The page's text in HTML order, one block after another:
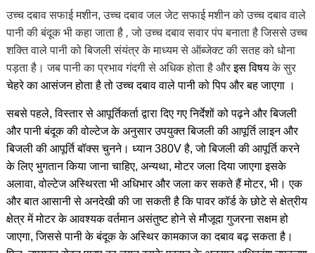
उच्च दबाव सफाई मशीन, उच्च दबाव जल जेट सफाई मशीन को उच्च दबाव वाले
पानी की बंदूक भी कहा जाता है , जो उच्च दबाव सवार पंप बनाता है जिससे उच्च
शक्ति वाले पानी को बिजली संयंत्र के माध्यम से ऑब्जेक्ट की सतह को धोना
पड़ता है। जब पानी का प्रभाव गंदगी से अधिक होता है औरइस विषयके सुर
चेहरे का आसंजन होता है तो उच्च दबाव वाले पानी को पिप और बह जाएगा ।
सबसे पहले, विस्तार से आपूर्तिकर्ता द्वारा दिए गए निर्देशों को पढ़ने और बिजली
और पानी बंदूक की वोल्टेज के अनुसार उपयुक्त बिजली की आपूर्ति लाइन और
बिजली की आपूर्ति बॉक्स चुनने। ध्यान 380V है, जो बिजली की आपूर्ति करने
के लिए भुगतान किया जाना चाहिए, अन्यथा, मोटर जला दिया जाएगा इसके
अलावा, वोल्टेज अस्थिरता भी अधिभार और जला कर सकते हैं मोटर, भी। एक
और बात आसानी से अनदेखी की जा सकती है कि पावर कॉर्ड के छोटे से क्षेत्रीय
क्षेत्र में मोटर के आवश्यक वर्तमान असंतुष्ट होने से मौजूदा गुजरना सक्षम हो
जाएगा, जिससे पानी के बंदूक के अस्थिर कामकाज का दबाव बढ़ सकता है।